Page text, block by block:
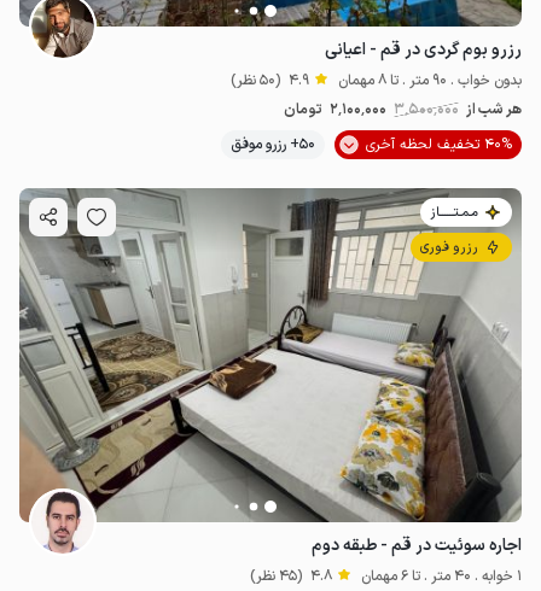
3میلیون ت
رزرو بوم گردی در قم - اعیانی
بدون خواب . 90 متر . تا 8 مهمان 4.9 (50 نظر)
هر شب از 3٬500٬000 2٬100٬000 تومان
40% تخفیف لحظه آخری
50+ رزرو موفق
مـمـتــــــاز
رزرو فوری
اجاره سوئیت در قم - طبقه دوم
1 خوابه . 40 متر . تا 6 مهمان 4.8 (45 نظر)